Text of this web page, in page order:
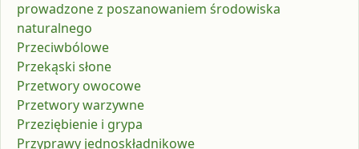
prowadzone z poszanowaniem środowiska
naturalnego
Przeciwbólowe
Przekąski słone
Przetwory owocowe
Przetwory warzywne
Przeziębienie i grypa
Przyprawy jednoskładnikowe